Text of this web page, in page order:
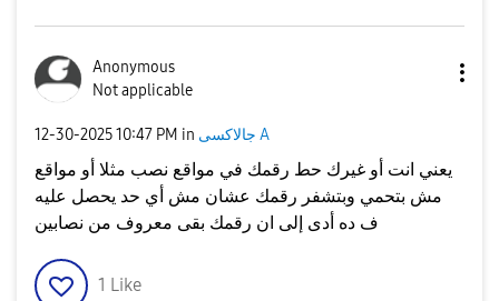
Anonymous
Not applicable
‎12-30-202510:47 PM in جالاكسى A
يعني انت أو غيرك حط رقمك في مواقع نصب مثلا أو مواقع
مش بتحمي وبتشفر رقمك عشان مش أي حد يحصل عليه
ف ده أدى إلى ان رقمك بقى معروف من نصابين
1 Like